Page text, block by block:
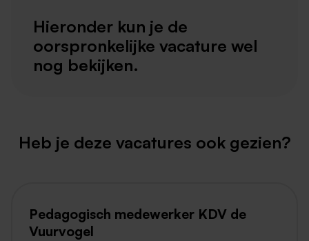
Hieronder kun je de
oorspronkelijke vacature wel
nog bekijken.
Heb je deze vacatures ook gezien?
Pedagogisch medewerker KDV de
Vuurvogel